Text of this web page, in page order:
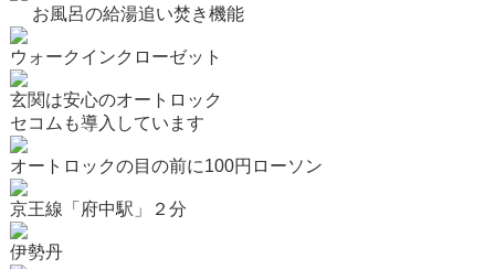
お風呂の給湯追い焚き機能
ウォークインクローゼット
玄関は安心のオートロック
セコムも導入しています
オートロックの目の前に100円ローソン
京王線「府中駅」２分
伊勢丹